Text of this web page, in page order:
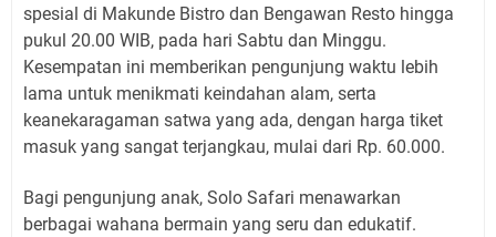
spesial di Makunde Bistro dan Bengawan Resto hingga
pukul 20.00 WIB, pada hari Sabtu dan Minggu.
Kesempatan ini memberikan pengunjung waktu lebih
lama untuk menikmati keindahan alam, serta
keanekaragaman satwa yang ada, dengan harga tiket
masuk yang sangat terjangkau, mulai dari Rp. 60.000.
Bagi pengunjung anak, Solo Safari menawarkan
berbagai wahana bermain yang seru dan edukatif.